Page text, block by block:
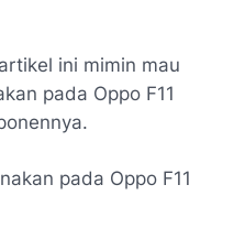
ini mimin mau
pada Oppo F11
pada Oppo F11